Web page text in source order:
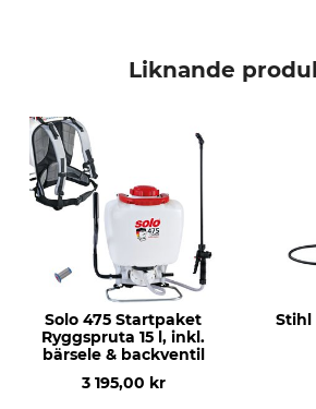
Liknande
Solo 475 Startpaket
Ryggspruta 15 l, inkl.
bärsele & backventil
3 195,00 kr
Stihl